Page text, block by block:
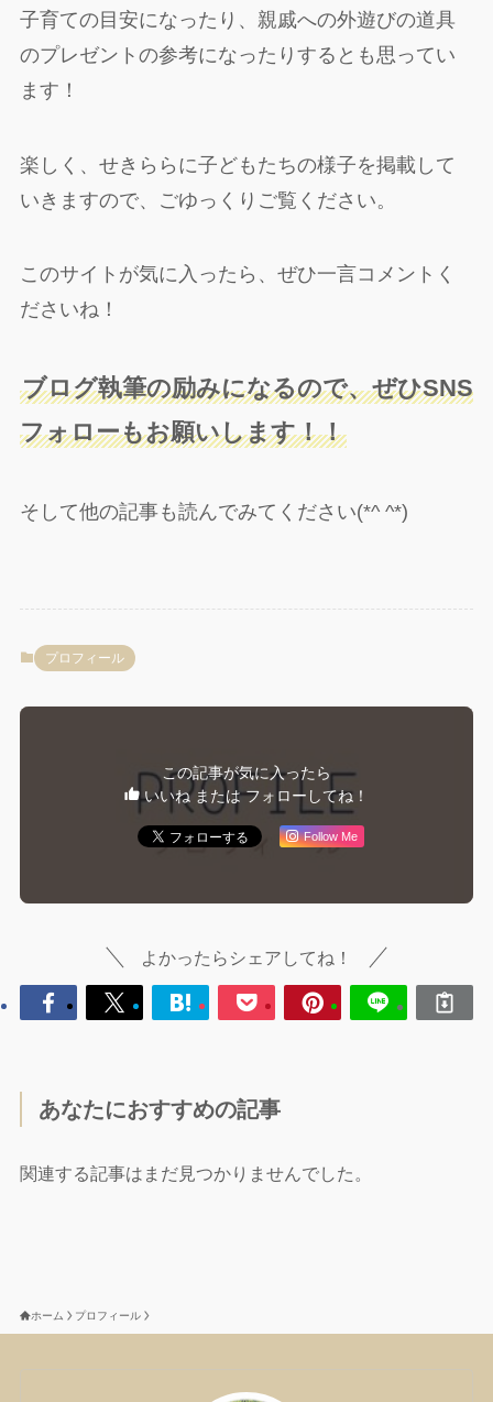
子育ての目安になったり、親戚への外遊びの道具
のプレゼントの参考になったりするとも思ってい
ます！
楽しく、せきららに子どもたちの様子を掲載して
いきますので、ごゆっくりご覧ください。
このサイトが気に入ったら、ぜひ一言コメントく
ださいね！
ブログ執筆の励みになるので、ぜひSNS
フォローもお願いします！！
そして他の記事も読んでみてください(*^ ^*)
プロフィール
この記事が気に入ったら
いいね または フォローしてね！
Follow Me
よかったらシェアしてね！
あなたにおすすめの記事
関連する記事はまだ見つかりませんでした。
ホーム プロフィール